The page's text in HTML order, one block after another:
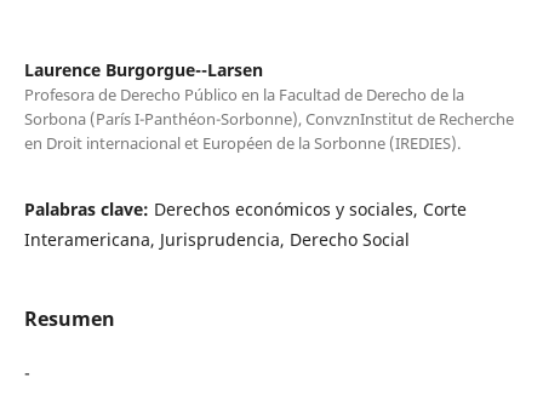
Laurence Burgorgue--Larsen
Profesora de Derecho Público en la Facultad de Derecho de la
Sorbona (París I-Panthéon-Sorbonne), ConvznInstitut de Recherche
en Droit internacional et Européen de la Sorbonne (IREDIES).
Palabras clave: Derechos económicos y sociales, Corte
Interamericana, Jurisprudencia, Derecho Social
Resumen
-